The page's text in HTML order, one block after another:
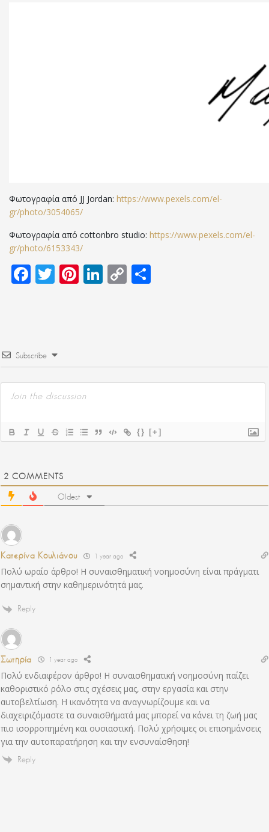
Φωτογραφία από JJ Jordan: https://www.pexels.com/el-
gr/photo/3054065/
Φωτογραφία από cottonbro studio: https://www.pexels.com/el-
gr/photo/6153343/
Facebook
TwitterPinterest
LinkedIn
Copy
Subscribe
{} [+]
2 COMMENTS
Oldest
Κατερίνα Κουλιάνου 1 year ago
Πολύ ωραίο άρθρο! Η συναισθηματική νοημοσύνη είναι πράγματι
σημαντική στην καθημερινότητά μας.
Reply
Σωτηρία 1 year ago
Πολύ ενδιαφέρον άρθρο! Η συναισθηματική νοημοσύνη παίζει
καθοριστικό ρόλο στις σχέσεις μας, στην εργασία και στην
αυτοβελτίωση. Η ικανότητα να αναγνωρίζουμε και να
διαχειριζόμαστε τα συναισθήματά μας μπορεί να κάνει τη ζωή μας
πιο ισορροπημένη και ουσιαστική. Πολύ χρήσιμες οι επισημάνσεις
για την αυτοπαρατήρηση και την ενσυναίσθηση!
Reply